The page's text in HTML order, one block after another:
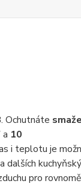
. Ochutnáte
a 10
i teplotu je
dalších
pro